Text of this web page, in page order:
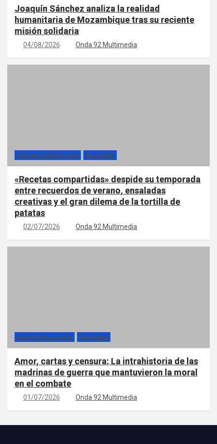
Joaquín Sánchez analiza la realidad
humanitaria de Mozambique tras su reciente
misión solidaria
04/08/2026 Onda 92 Multimedia
RECETAS COMPARTIDAS SECCIONES
«Recetas compartidas» despide su temporada
entre recuerdos de verano, ensaladas
creativas y el gran dilema de la tortilla de
patatas
02/07/2026 Onda 92 Multimedia
RELATOS EN LA ONDA SECCIONES
Amor, cartas y censura: La intrahistoria de las
madrinas de guerra que mantuvieron la moral
en el combate
01/07/2026 Onda 92 Multimedia